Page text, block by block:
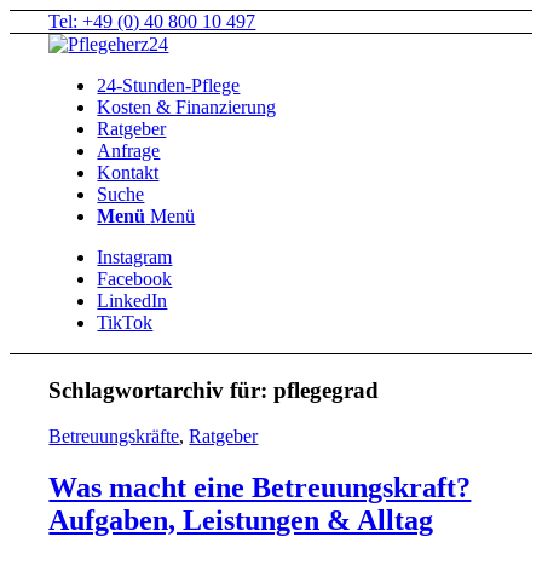
Tel: +49 (0) 40 800 10 497
24-Stunden-Pflege
Kosten & Finanzierung
Ratgeber
Anfrage
Kontakt
Suche
Menü Menü
Instagram
Facebook
LinkedIn
TikTok
Schlagwortarchiv für:pflegegrad
Betreuungskräfte,Ratgeber
Was macht eine Betreuungskraft?
Aufgaben, Leistungen & Alltag